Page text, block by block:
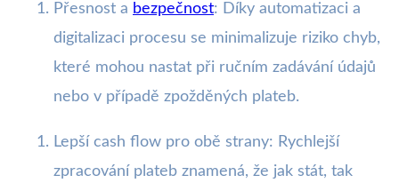
Přesnost a bezpečnost: Díky automatizaci a
digitalizaci procesu se minimalizuje riziko chyb,
které mohou nastat při ručním zadávání údajů
nebo v případě zpožděných plateb.
Lepší cash flow pro obě strany: Rychlejší
zpracování plateb znamená, že jak stát, tak